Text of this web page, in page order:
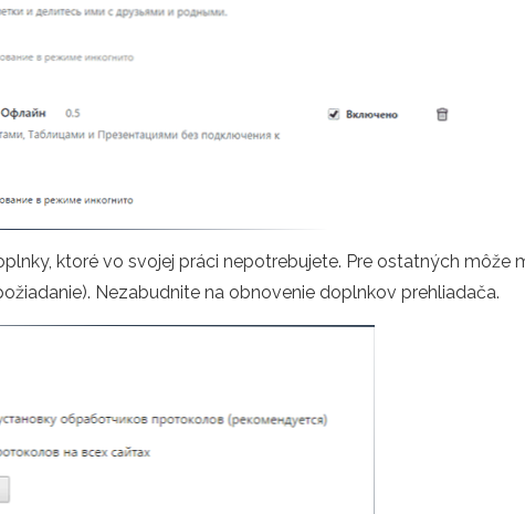
ktoré vo svojej práci nepotrebujete. Pre ostatných môže
Nezabudnite na obnovenie doplnkov prehliadača.